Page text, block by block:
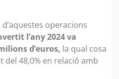
operacions
l’any 2024 va
d’euros, la qual cosa
48,0% en relació amb